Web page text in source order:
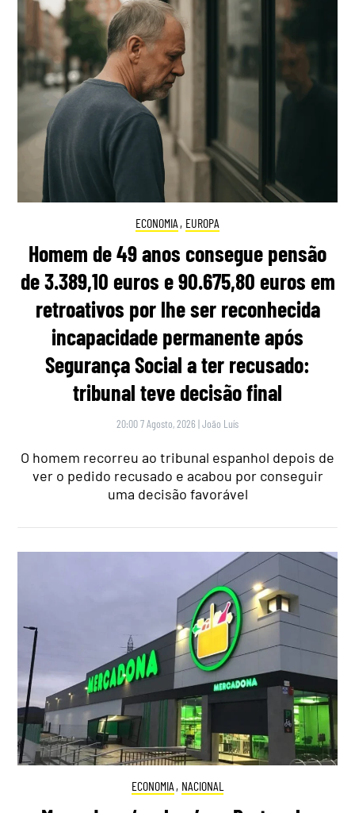
ECONOMIA , EUROPA
Homem de 49 anos consegue pensão
de 3.389,10 euros e 90.675,80 euros em
retroativos por lhe ser reconhecida
incapacidade permanente após
Segurança Social a ter recusado:
tribunal teve decisão final
20:00 7 Agosto, 2026 |João Luís
O homem recorreu ao tribunal espanhol depois de
ver o pedido recusado e acabou por conseguir
uma decisão favorável
ECONOMIA , NACIONAL